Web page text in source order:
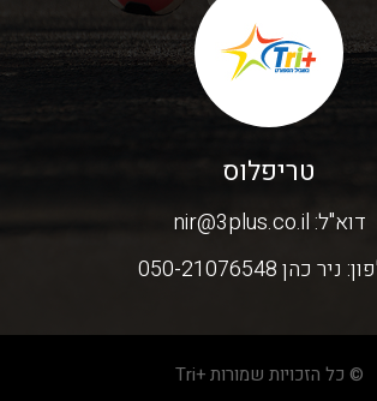
טריפלוס
דוא"ל:nir@3plus.co.il
ניר כהן 050-21076548
© כל הזכויות שמורות +Tri